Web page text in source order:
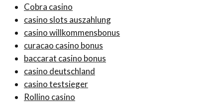
Cobra casino
casino slots auszahlung
casino willkommensbonus
curacao casino bonus
baccarat casino bonus
casino deutschland
casino testsieger
Rollino casino